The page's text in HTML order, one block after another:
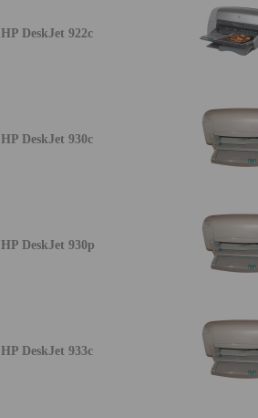
HP DeskJet 922c
HP DeskJet 930c
HP DeskJet 930p
HP DeskJet 933c